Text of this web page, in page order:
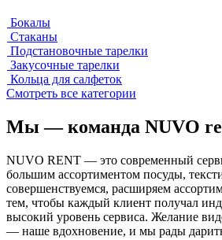
Бокалы
Стаканы
Подстановочные тарелки
Закусочные тарелки
Кольца для салфеток
Смотреть все категории
Мы — команда NUVO
NUVO RENT — это современный
большим ассортиментом посуды,
совершенствуемся, расширяем
тем, чтобы каждый клиент получал
высокий уровень сервиса. Желание
— наше вдохновение, и мы рады